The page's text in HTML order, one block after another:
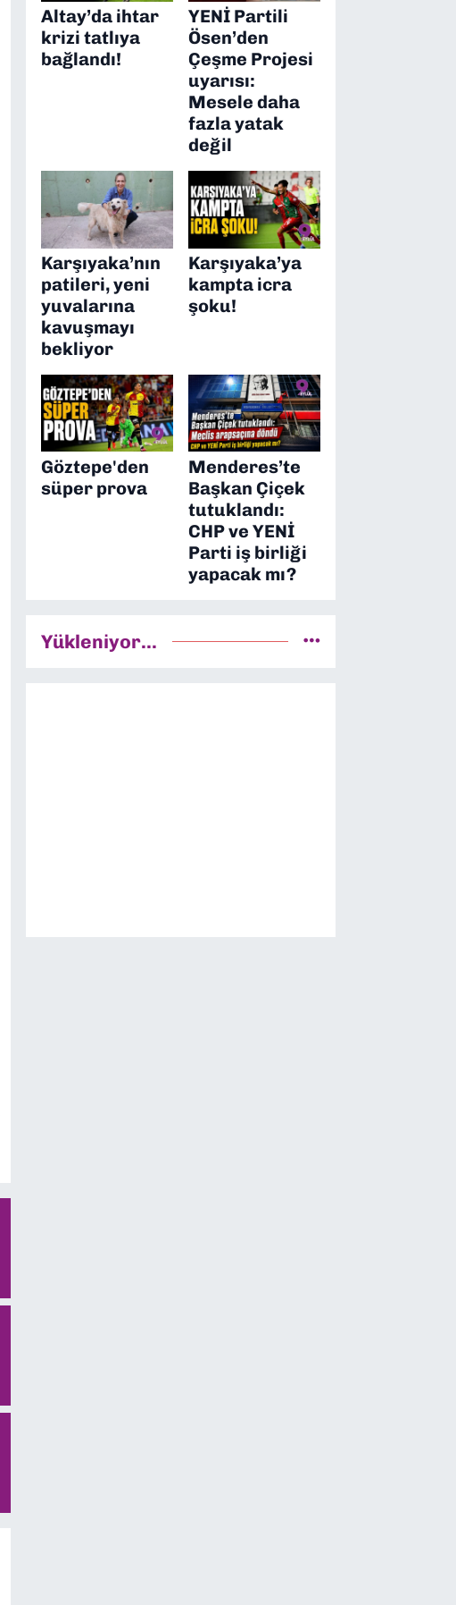
Altay’da ihtar
krizi tatlıya
bağlandı!
YENİ Partili
Ösen’den
Çeşme Projesi
uyarısı:
Mesele daha
fazla yatak
değil
Karşıyaka’nın
patileri, yeni
yuvalarına
kavuşmayı
bekliyor
Karşıyaka’ya
kampta icra
şoku!
Göztepe'den
süper prova
Menderes’te
Başkan Çiçek
tutuklandı:
CHP ve YENİ
Parti iş birliği
yapacak mı?
Yükleniyor...